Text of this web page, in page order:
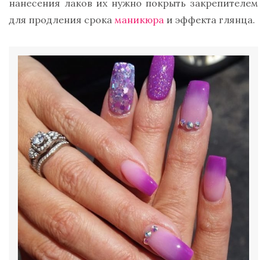
нанесения лаков их нужно покрыть закрепителем
для продления срока маникюра и эффекта глянца.